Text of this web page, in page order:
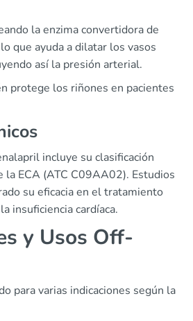
la enzima convertidora de
que ayuda a dilatar los vasos
así la presión arterial.
protege los riñones en pacientes
incluye su clasificación
la ECA (ATC C09AA02). Estudios
su eficacia en el tratamiento
insuficiencia cardíaca.
y Usos Off-
para varias indicaciones según la